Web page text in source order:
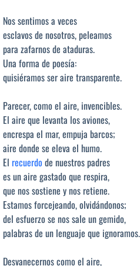
Nos sentimos a veces
esclavos de nosotros, peleamos
para zafarnos de ataduras.
Una forma de poesía:
quisiéramos ser aire transparente.
Parecer, como el aire, invencibles.
El aire que levanta los aviones,
encrespa el mar, empuja barcos;
aire donde se eleva el humo.
El recuerdo de nuestros padres
es un aire gastado que respira,
que nos sostiene y nos retiene.
Estamos forcejeando, olvidándonos;
del esfuerzo se nos sale un gemido,
palabras de un lenguaje que ignoramos.
Desvanecernos como el aire,